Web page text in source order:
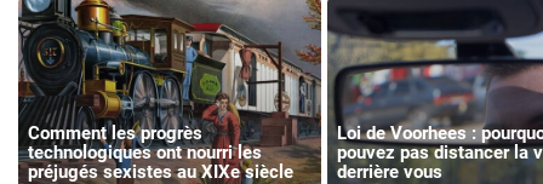
Comment les progrès
technologiques ont nourri les
préjugés sexistes au XIXe siècle
Loi de Voorhees :
pouvez pas distancer la
derrière vous